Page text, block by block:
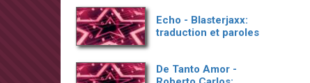
Echo - Blasterjaxx:
traduction et paroles
De Tanto Amor -